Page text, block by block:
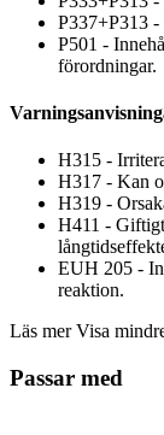
P337+P313
P501 -
förordningar.
H315 -
H317 - Kan
H319 -
H411 -
EUH 205 -
reaktion.
Läs mer Visa
Passar med